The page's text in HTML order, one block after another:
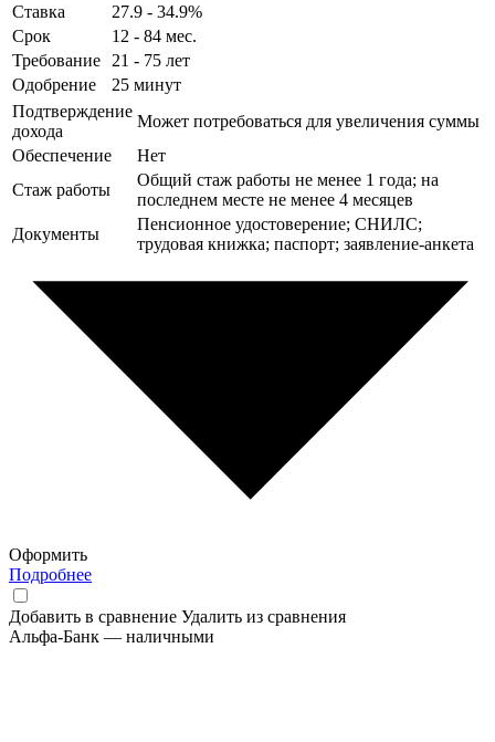
Ставка
27.9 - 34.9%
Срок
12 - 84 мес.
Требование
21 - 75 лет
Одобрение
25 минут
Подтверждение
дохода
Может потребоваться для увеличения суммы
Обеспечение
Нет
Стаж работы
Общий стаж работы не менее 1 года; на
последнем месте не менее 4 месяцев
Документы
Пенсионное удостоверение; СНИЛС;
трудовая книжка; паспорт; заявление-анкета
Оформить
Подробнее
Добавить в сравнение Удалить из сравнения
Альфа-Банк — наличными